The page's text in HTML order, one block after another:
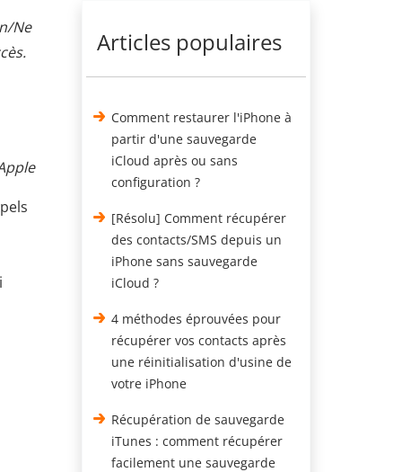
Ne
Articles populaires
Comment restaurer l'iPhone à
partir d'une sauvegarde
iCloud après ou sans
configuration ?
[Résolu] Comment récupérer
des contacts/SMS depuis un
iPhone sans sauvegarde
iCloud ?
4 méthodes éprouvées pour
récupérer vos contacts après
une réinitialisation d'usine de
votre iPhone
Récupération de sauvegarde
iTunes : comment récupérer
facilement une sauvegarde